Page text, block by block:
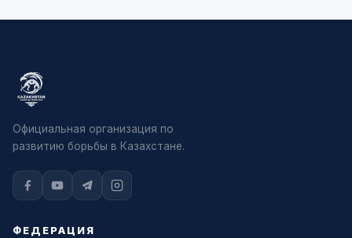
Официальная организация по
развитию борьбы в Казахстане.
ФЕДЕРАЦИЯ